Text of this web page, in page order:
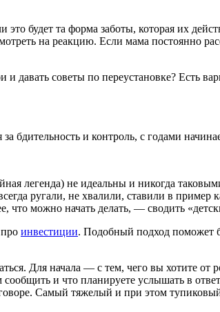
будет та форма заботы, которая их
на реакцию. Если мама постоянно
и давать советы по переустанов­ке? Есть
бдительность и контроль, с годами
легенда) не идеальны и никог­да
ругали, не хва­лили, ставили в
можно начать делать, — сводить
инвестиции. Подобный подход поможет
Для начала — с тем, чего вы хотите от
и что планируете услы­шать в
Самый тяжелый и при этом